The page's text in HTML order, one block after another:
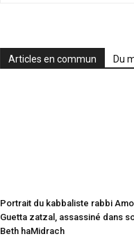
Articles en commun Du
Portrait du kabbaliste rabbi
Guetta zatzal, assassiné dans
Beth haMidrach